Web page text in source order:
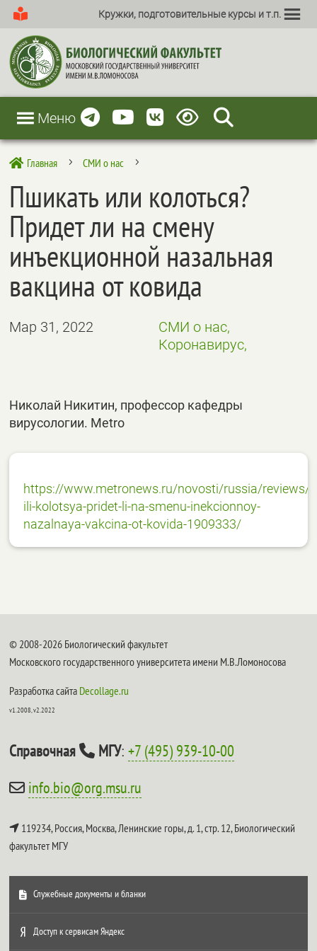
Кружки, подготовительные курсы и т.п.
Меню
 Главная 5 СМИ о нас 5
Пшикать или колоться?
Придет ли на смену
инъекционной назальная
вакцина от ковида
Мар 31, 2022
СМИ о нас,
Коронавирус,
Николай Никитин, профессор кафедры
вирусологии. Metro
https://www.metronews.ru/novosti/russia/reviews/
ili-kolotsya-pridet-li-na-smenu-inekcionnoy-
nazalnaya-vakcina-ot-kovida-1909333/
© 2008-2026 Биологический факультет
Московского государственного университета имени М.В.Ломоносова
Разработка сайта Decollage.ru
v1.2008, v2.2022
Справочная МГУ:+7 (495) 939-10-00
info.bio@org.msu.ru
119234, Россия, Москва, Ленинские горы, д. 1, стр. 12,Биологический
факультет МГУ
Служебные документы и бланки
Доступ к сервисам Яндекс